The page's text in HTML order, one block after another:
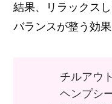
結果、リラックス
バランスが整う効
チルアウ
ヘンプシ